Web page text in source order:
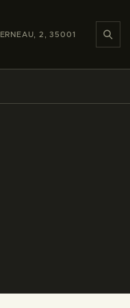
2, 35001